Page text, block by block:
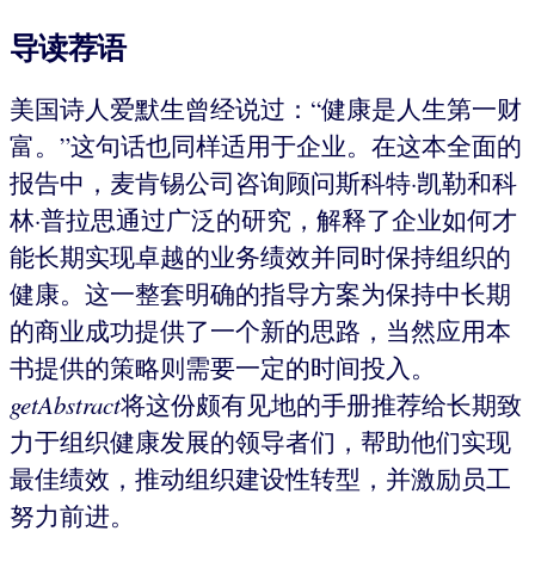
导读荐语
美国诗人爱默生曾经说过：“健康是人生第一财
富。”这句话也同样适用于企业。在这本全面的
报告中，麦肯锡公司咨询顾问斯科特·凯勒和科
林·普拉思通过广泛的研究，解释了企业如何才
能长期实现卓越的业务绩效并同时保持组织的
健康。这一整套明确的指导方案为保持中长期
的商业成功提供了一个新的思路，当然应用本
书提供的策略则需要一定的时间投入。
getAbstract将这份颇有见地的手册推荐给长期致
力于组织健康发展的领导者们，帮助他们实现
最佳绩效，推动组织建设性转型，并激励员工
努力前进。